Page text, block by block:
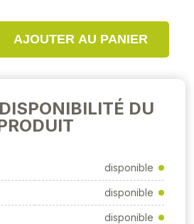
AJOUTER AU PANIER
DU
disponible
disponible
disponible